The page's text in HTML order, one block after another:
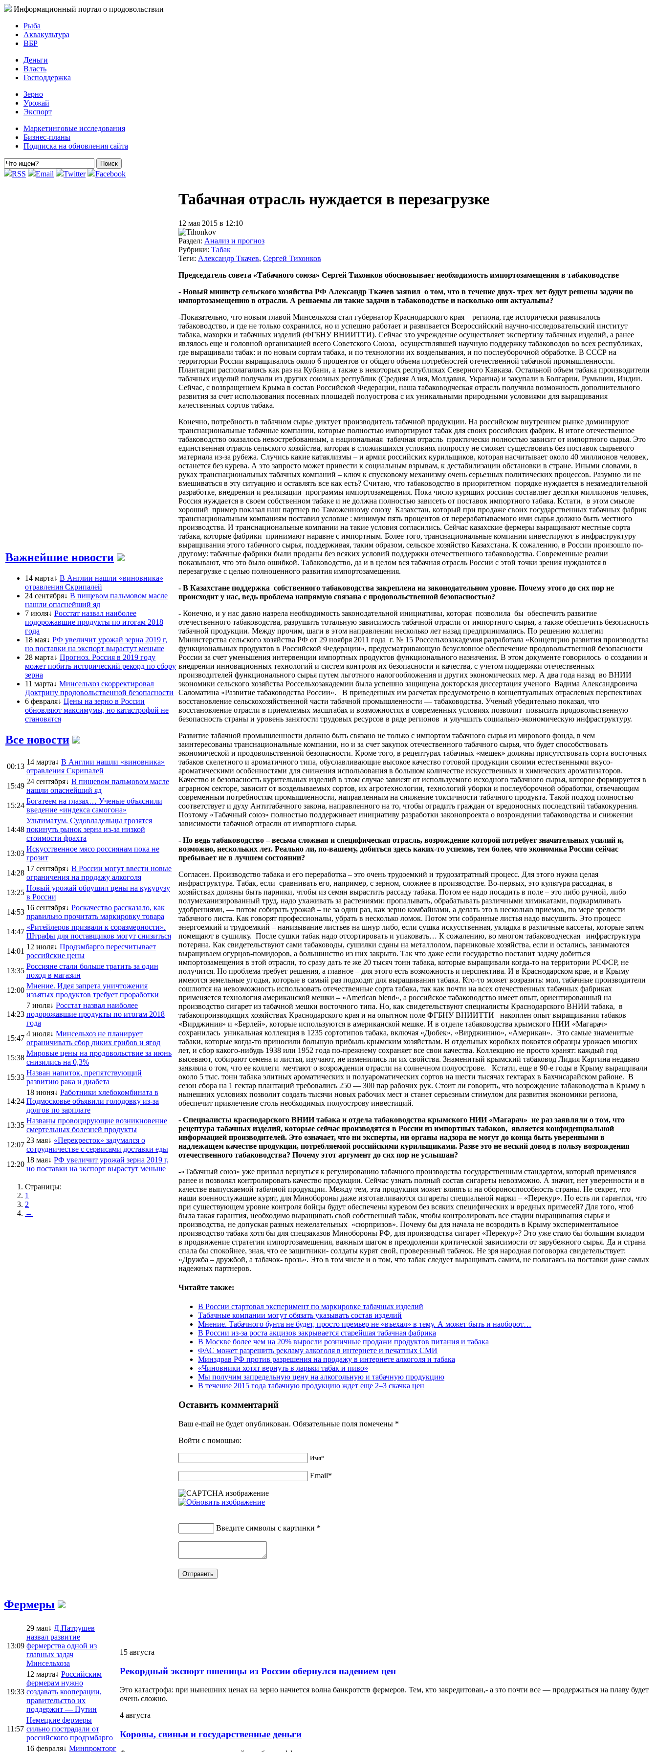
Информационный портал о продовольствии
Рыба
Аквакультура
ВБР
Деньги
Власть
Господдержка
Зерно
Урожай
Экспорт
Маркетинговые исследования
Бизнес-планы
Подписка на обновления сайта
RSS Email Twitter Facebook
Важнейшие новости
14 марта↓ В Англии нашли «виновника»
отравления Скрипалей
24 сентября↓ В пищевом пальмовом масле
нашли опаснейший яд
7 июля↓ Росстат назвал наиболее
подорожавшие продукты по итогам 2018
года
18 мая↓ РФ увеличит урожай зерна 2019 г,
но поставки на экспорт вырастут меньше
28 марта↓ Прогноз. Россия в 2019 году
может побить исторический рекорд по сбору
зерна
11 марта↓ Минсельхоз скорректировал
Доктрину продовольственной безопасности
6 февраля↓ Цены на зерно в России
обновляют максимумы, но катастрофой не
становятся
Все новости
00:13
14 марта↓ В Англии нашли «виновника»
отравления Скрипалей
15:49
24 сентября↓ В пищевом пальмовом масле
нашли опаснейший яд
15:24
Богатеем на глазах… Ученые объяснили
введение «индекса самогона»
14:48
Ультиматум. Судовладельцы грозятся
покинуть рынок зерна из-за низкой
стоимости фрахта
13:03
Искусственное мясо россиянам пока не
грозит
14:28
17 сентября↓ В России могут ввести новые
ограничения на продажу алкоголя
13:25
Новый урожай обрушил цены на кукурузу
в России
14:53
16 сентября↓ Роскачество рассказало, как
правильно прочитать маркировку товара
14:47
«Ритейлеров призвали к соразмерности».
Штрафы для поставщиков могут снизиться
14:01
12 июля↓ Продэмбарго пересчитывает
российские цены
13:35
Россияне стали больше тратить за один
поход в магазин
12:00
Мнение. Идея запрета уничтожения
изъятых продуктов требует проработки
14:23
7 июля↓ Росстат назвал наиболее
подорожавшие продукты по итогам 2018
года
15:47
4 июля↓ Минсельхоз не планирует
ограничивать сбор диких грибов и ягод
15:38
Мировые цены на продовольствие за июнь
снизились на 0,3%
15:33
Назван напиток, препятствующий
развитию рака и диабета
14:24
18 июня↓ Работники хлебокомбината в
Подмосковье объявили голодовку из-за
долгов по зарплате
13:35
Названы провоцирующие возникновение
смертельных болезней продукты
12:07
23 мая↓ «Перекресток» задумался о
сотрудничестве с сервисами доставки еды
12:20
18 мая↓ РФ увеличит урожай зерна 2019 г,
но поставки на экспорт вырастут меньше
Страницы:
1
2
→
Табачная отрасль нуждается в перезагрузке
12 мая 2015 в 12:10
Раздел: Анализ и прогноз
Рубрики: Табак
Теги: Александр Ткачев, Сергей Тихонков
Председатель совета «Табачного союза» Сергей Тихонков обосновывает необходимость импортозамещения в табаководстве
- Новый министр сельского хозяйства РФ Александр Ткачев заявил о том, что в течение двух- трех лет будут решены задачи по
импортозамещению в отрасли. А решаемы ли такие задачи в табаководстве и насколько они актуальны?
-Показательно, что новым главой Минсельхоза стал губернатор Краснодарского края – региона, где исторически развивалось
табаководство, и где не только сохранился, но и успешно работает и развивается Всероссийский научно-исследовательский институт
табака, махорки и табачных изделий (ФГБНУ ВНИИТТИ). Сейчас это учреждение осуществляет экспертизу табачных изделий, а ранее
являлось еще и головной организацией всего Советского Союза, осуществлявшей научную поддержку табаководов во всех республиках,
где выращивали табак: и по новым сортам табака, и по технологии их возделывания, и по послеуборочной обработке. В СССР на
территории России выращивалось около 6 процентов от общего объема потребностей отечественной табачной промышленности.
Плантации располагались как раз на Кубани, а также в некоторых республиках Северного Кавказа. Остальной объем табака производители
табачных изделий получали из других союзных республик (Средняя Азия, Молдавия, Украина) и закупали в Болгарии, Румынии, Индии.
Сейчас, с возвращением Крыма в состав Российской Федерации, наша табаководческая отрасль получила возможность дополнительного
развития за счет использования посевных площадей полуострова с их уникальными природными условиями для выращивания
качественных сортов табака.
Конечно, потребность в табачном сырье диктует производитель табачной продукции. На российском внутреннем рынке доминируют
транснациональные табачные компании, которые полностью импортируют табак для своих российских фабрик. В итоге отечественное
табаководство оказалось невостребованным, а национальная табачная отрасль практически полностью зависит от импортного сырья. Это
единственная отрасль сельского хозяйства, которая в сложившихся условиях попросту не сможет существовать без поставок сырьевого
материала из-за рубежа. Случись какие катаклизмы – и армия российских курильщиков, которая насчитывает около 40 миллионов человек,
останется без курева. А это запросто может привести к социальным взрывам, к дестабилизации обстановки в стране. Иными словами, в
руках транснациональных табачных компаний – ключ к спусковому механизму очень серьезных политических процессов. Разумно ли не
вмешиваться в эту ситуацию и оставлять все как есть? Считаю, что табаководство в приоритетном порядке нуждается в незамедлительной
разработке, внедрении и реализации программы импортозамещения. Пока число курящих россиян составляет десятки миллионов человек,
Россия нуждается в своем собственном табаке и не должна полностью зависеть от поставок импортного табака. Кстати, в этом смысле
хороший пример показал наш партнер по Таможенному союзу Казахстан, который при продаже своих государственных табачных фабрик
транснациональным компаниям поставил условие : минимум пять процентов от перерабатываемого ими сырья должно быть местного
производства. И транснациональные компании на такие условия согласились. Сейчас казахские фермеры выращивают местные сорта
табака, которые фабрики принимают наравне с импортным. Более того, транснациональные компании инвестируют в инфраструктуру
выращивания этого табачного сырья, поддерживая, таким образом, сельское хозяйство Казахстана. К сожалению, в России произошло по-
другому: табачные фабрики были проданы без всяких условий поддержки отечественного табаководства. Современные реалии
показывают, что это было ошибкой. Табаководство, да и в целом вся табачная отрасль России с этой точки зрения нуждаются в
перезагрузке с целью полноценного развития импортозамещения.
- В Казахстане поддержка собственного табаководства закреплена на законодательном уровне. Почему этого до сих пор не
происходит у нас, ведь проблема напрямую связана с продовольственной безопасностью?
- Конечно, и у нас давно назрела необходимость законодательной инициативы, которая позволила бы обеспечить развитие
отечественного табаководства, разрушить тотальную зависимость табачной отрасли от импортного сырья, а также обеспечить безопасность
табачной продукции. Между прочим, шаги в этом направлении несколько лет назад предпринимались. По решению коллегии
Министерства сельского хозяйства РФ от 29 ноября 2011 года г. № 15 Россельхозакадемия разработала «Концепцию развития производства
функциональных продуктов в Российской Федерации», предусматривающую безусловное обеспечение продовольственной безопасности
России за счет уменьшения интервенции импортных продуктов функционального назначения. В этом документе говорилось о создании и
внедрении инновационных технологий и систем контроля их безопасности и качества, с учетом поддержки отечественных
производителей функционального сырья путем льготного налогообложения и других экономических мер. А два года назад во ВНИИ
экономики сельского хозяйства Россельхозакадемии была успешно защищена докторская диссертация ученого Вадима Александровича
Саломатина «Развитие табаководства России». В приведенных им расчетах предусмотрено в концептуальных отраслевых перспективах
восстановление сельскохозяйственной части табачной промышленности — табаководства. Ученый убедительно показал, что
восстановление отрасли в приемлемых масштабах и возможностях в современных условиях позволит повысить продовольственную
безопасность страны и уровень занятости трудовых ресурсов в ряде регионов и улучшить социально-экономическую инфраструктуру.
Развитие табачной промышленности должно быть связано не только с импортом табачного сырья из мирового фонда, в чем
заинтересованы транснациональные компании, но и за счет закупок отечественного табачного сырья, что будет способствовать
экономической и продовольственной безопасности. Кроме того, в рецептурах табачных «мешек» должны присутствовать сорта восточных
табаков скелетного и ароматичного типа, обуславливающие высокое качество готовой продукции своими естественными вкусо-
ароматическими особенностями для снижения использования в большом количестве искусственных и химических ароматизаторов.
Качество и безопасность курительных изделий в этом случае зависят от используемого исходного табачного сырья, которое формируется в
аграрном секторе, зависит от возделываемых сортов, их агротехнологии, технологий уборки и послеуборочной обработки, отвечающим
современным потребностям промышленности, направленным на снижение токсичности табачного продукта. Такой подход полностью
соответствует и духу Антитабачного закона, направленного на то, чтобы оградить граждан от вредоносных последствий табакокурения.
Поэтому «Табачный союз» полностью поддерживает инициативу разработки законопроекта о возрождении табаководства и снижении
зависимости табачной отрасли от импортного сырья.
- Но ведь табаководство – весьма сложная и специфическая отрасль, возрождение которой потребует значительных усилий и,
возможно, нескольких лет. Реально ли, по-вашему, добиться здесь каких-то успехов, тем более, что экономика России сейчас
пребывает не в лучшем состоянии?
Согласен. Производство табака и его переработка – это очень трудоемкий и трудозатратный процесс. Для этого нужна целая
инфраструктура. Табак, если сравнивать его, например, с зерном, сложнее в производстве. Во-первых, это культура рассадная, в
хозяйствах должны быть парники, чтобы из семян вырастить рассаду табака. Потом ее надо посадить в поле – это либо ручной, либо
полумеханизированный труд, надо ухаживать за растениями: пропалывать, обрабатывать различными химикатами, подкармливать
удобрениями, — потом собирать урожай – не за один раз, как зерно комбайнами, а делать это в несколько приемов, по мере зрелости
табачного листа. Как говорят профессионалы, убрать в несколько ломок. Потом эти собранные листья надо высушить. Это процесс
энергоемкий и трудоемкий – нанизывание листьев на шнур либо, если сушка искусственная, укладка в различные кассеты, которые затем
помещают в сушилку. После сушки табак надо отсортировать и упаковать… К сожалению, во многом табаководческая инфраструктура
потеряна. Как свидетельствуют сами табаководы, сушилки сданы на металлолом, парниковые хозяйства, если и остались, занимаются
выращиваем огурцов-помидоров, а большинство из них закрыто. Так что даже если государство поставит задачу добиться
импортозамещения в этой отрасли, то сразу дать те же 20 тысяч тонн табака, которые выращивали когда-то на территории РСФСР, не
получится. Но проблема требует решения, а главное – для этого есть возможность и перспектива. И в Краснодарском крае, и в Крыму
имеются земельные угодья, которые в самый раз подходят для выращивания табака. Кто-то может возразить: мол, табачные производители
сошлются на невозможность использовать отечественные сорта табака, так как почти на всех отечественных табачных фабриках
применяется технология американской мешки – «American blend», а российское табаководство имеет опыт, ориентированный на
производство сигарет из табачной мешки восточного типа. Но, как свидетельствуют специалисты Краснодарского ВНИИ табака, в
табакопроизводящих хозяйствах Краснодарского края и на опытном поле ФГБНУ ВНИИТТИ накоплен опыт выращивания табаков
«Вирджиния» и «Берлей», которые используются в американской мешке. И в отделе табаководства крымского НИИ «Магарач»
сохранилась уникальная коллекция в 1235 сортотипов табака, включая «Дюбек», «Вирджинию», «Американ». Это самые знаменитые
табаки, которые когда-то приносили большую прибыль крымским хозяйствам. В отдельных коробках покоятся образцы урожаев многих
лет, и сбор какого-нибудь 1938 или 1952 года по-прежнему сохраняет все свои качества. Коллекцию не просто хранят: каждый год
высевают, собирают семена и листья, изучают, не изменились ли их свойства. Знаменитый крымский табаковод Лидия Каргина недавно
заявляла о том, что ее коллеги мечтают о возрождении отрасли на солнечном полуострове. Кстати, еще в 90-е годы в Крыму выращивали
около 5 тыс. тонн табака элитных ароматических и полуароматических сортов на шести тысячах гектарах в Бахчисарайском районе. В
сезон сбора на 1 гектар плантаций требовались 250 — 300 пар рабочих рук. Стоит ли говорить, что возрождение табаководства в Крыму в
нынешних условиях позволит создать тысячи новых рабочих мест и станет серьезным стимулом для развития экономики региона,
обеспечит привлечение столь необходимых полуострову инвестиций.
- Специалисты краснодарского ВНИИ табака и отдела табаководства крымского НИИ «Магарач» не раз заявляли о том, что
рецептура табачных изделий, которые сейчас производятся в России из импортных табаков, является конфиденциальной
информацией производителей. Это означает, что ни эксперты, ни органы надзора не могут до конца быть уверенными в
надлежащем качестве продукции, потребляемой российскими курильщиками. Разве это не веский довод в пользу возрождения
отечественного табаководства? Почему этот аргумент до сих пор не услышан?
-«Табачный союз» уже призвал вернуться к регулированию табачного производства государственным стандартом, который применялся
ранее и позволял контролировать качество продукции. Сейчас узнать полный состав сигареты невозможно. А значит, нет уверенности и в
качестве выпускаемой табачной продукции. Между тем, эта продукция может влиять и на обороноспособность страны. Не секрет, что
наши военнослужащие курят, для Минобороны даже изготавливаются сигареты специальной марки – «Перекур». Но есть ли гарантия, что
при существующем уровне контроля бойцы будут обеспечены куревом без всяких специфических и вредных примесей? Для того, чтоб
была такая гарантия, необходимо выращивать свой собственный табак, чтобы контролировать все стадии выращивания сырья и
производства, не допуская разных нежелательных «сюрпризов». Почему бы для начала не возродить в Крыму экспериментальное
производство табака хотя бы для спецзаказов Минобороны РФ, для производства сигарет «Перекур»? Это уже стало бы большим вкладом
в продвижение стратегии импортозамещения, важным шагом в преодолении критической зависимости от зарубежного сырья. Да и страна
спала бы спокойнее, зная, что ее защитники- солдаты курят свой, проверенный табачок. Не зря народная поговорка свидетельствует:
«Дружба – дружбой, а табачок- врозь». Это в том числе и о том, что табак следует выращивать самим, не полагаясь на поставки даже самых
надежных партнеров.
Читайте также:
В России стартовал эксперимент по маркировке табачных изделий
Табачные компании могут обязать указывать состав изделий
Мнение. Табачного бунта не будет, просто премьер не «въехал» в тему. А может быть и наоборот…
В России из-за роста акцизов закрывается старейшая табачная фабрика
В Москве более чем на 20% выросли розничные продажи продуктов питания и табака
ФАС может разрешить рекламу алкоголя в интернете и печатных СМИ
Минздрав РФ против разрешения на продажу в интернете алкоголя и табака
«Чиновники хотят вернуть в ларьки табак и пиво»
Мы получим запредельную цену на алкогольную и табачную продукцию
В течение 2015 года табачную продукцию ждет еще 2–3 скачка цен
Оставить комментарий
Ваш e-mail не будет опубликован. Обязательные поля помечены *
Войти с помощью:
Имя*
Email*
Введите символы с картинки *
Фермеры
13:09
29 мая↓ Д.Патрушев
назвал развитие
фермерства одной из
главных задач
Минсельхоза
19:33
12 марта↓ Российским
фермерам нужно
создавать кооперации,
правительство их
поддержит — Путин
11:57
Немецкие фермеры
сильно пострадали от
российского продэмбарго
16 февраля↓ Минпромторг
15 августа
Рекордный экспорт пшеницы из России обернулся падением цен
Это катастрофа: при нынешних ценах на зерно начнется волна банкротств фермеров. Тем, кто закредитован,- а это почти все — продержаться на плаву будет
очень сложно.
4 августа
Коровы, свиньи и государственные деньги